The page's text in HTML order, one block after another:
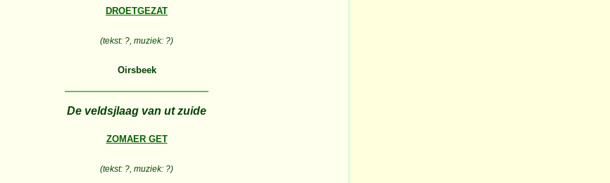
DROETGEZAT
(tekst: ?, muziek: ?)
Oirsbeek
De veldsjlaag van ut zuide
ZOMAER GET
(tekst: ?, muziek: ?)